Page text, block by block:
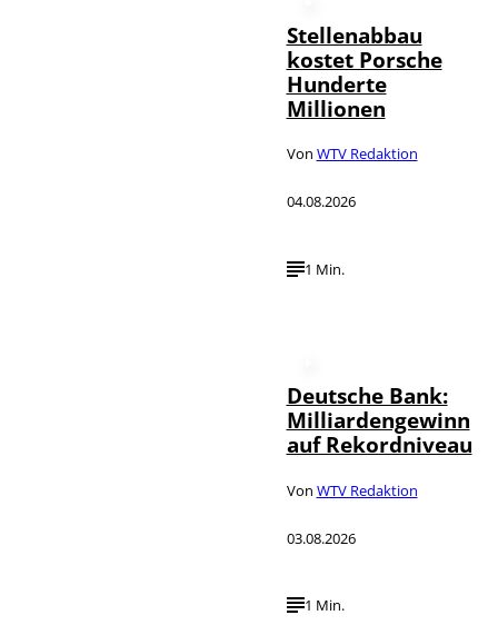
Stellenabbau
kostet Porsche
Hunderte
Millionen
Von WTV Redaktion
04.08.2026
1 Min.
Deutsche Bank:
Milliardengewinn
auf Rekordniveau
Von WTV Redaktion
03.08.2026
1 Min.